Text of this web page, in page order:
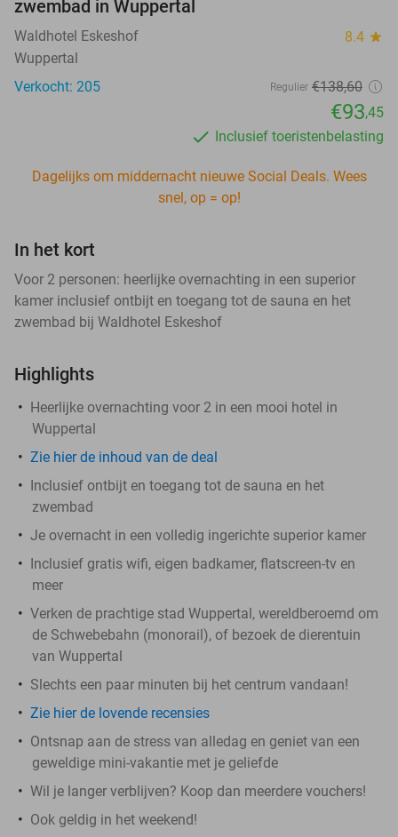
zwembad in Wuppertal
Waldhotel Eskeshof 8.4 star
Wuppertal
Verkocht: 205
Regulier €138,60
€93,45
Inclusief toeristenbelasting
Dagelijks om middernacht nieuwe Social Deals. Wees
snel, op = op!
In het kort
Voor 2 personen: heerlijke overnachting in een superior
kamer inclusief ontbijt en toegang tot de sauna en het
zwembad bij Waldhotel Eskeshof
Highlights
Heerlijke overnachting voor 2 in een mooi hotel in
Wuppertal
Zie hier de inhoud van de deal
Inclusief ontbijt en toegang tot de sauna en het
zwembad
Je overnacht in een volledig ingerichte superior kamer
Inclusief gratis wifi, eigen badkamer, flatscreen-tv en
meer
Verken de prachtige stad Wuppertal, wereldberoemd om
de Schwebebahn (monorail), of bezoek de dierentuin
van Wuppertal
Slechts een paar minuten bij het centrum vandaan!
Zie hier de lovende recensies
Ontsnap aan de stress van alledag en geniet van een
geweldige mini-vakantie met je geliefde
Wil je langer verblijven? Koop dan meerdere vouchers!
Ook geldig in het weekend!